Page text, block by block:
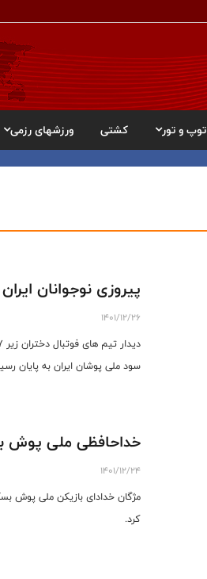
توپ و تور کشتی ورزشهای رزمی
پیروزی نوجوانان
1401/12/26
سود ملی پوشان ایران به پایان
خداحافظی ملی پوش
1401/12/24
مژگان خدادای بازیکن ملی پوش
کرد.